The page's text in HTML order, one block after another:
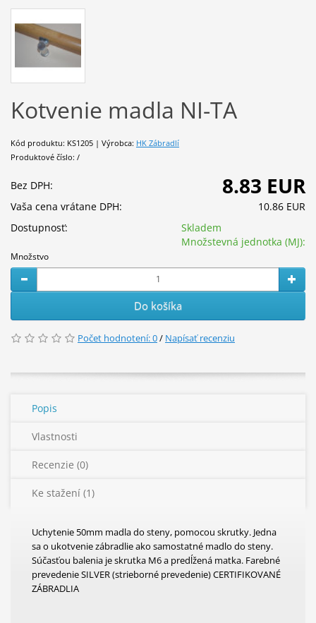
Kotvenie madla NI-TA
Kód produktu: KS1205 | Výrobca: HK Zábradlí
Produktové číslo: /
Bez DPH: 8.83 EUR
Vaša cena vrátane DPH:
10.86 EUR
Dostupnosť:
Skladem
Množstevná jednotka (MJ):
Množstvo
Do košíka
Počet hodnotení: 0/ Napísať recenziu
Popis
Vlastnosti
Recenzie (0)
Ke stažení (1)
Uchytenie 50mm madla do steny, pomocou skrutky. Jedna
sa o ukotvenie zábradlie ako samostatné madlo do steny.
Súčasťou balenia je skrutka M6 a predĺžená matka. Farebné
prevedenie SILVER (strieborné prevedenie) CERTIFIKOVANÉ
ZÁBRADLIA